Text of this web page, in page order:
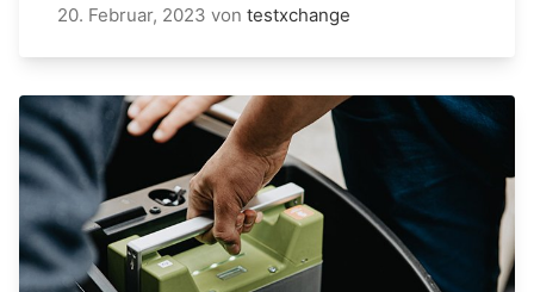
20. Februar, 2023 von testxchange